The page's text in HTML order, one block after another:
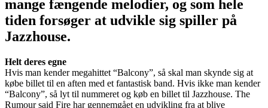
mange fængende melodier, og som hele
tiden forsøger at udvikle sig spiller på
Jazzhouse.
Helt deres egne
Hvis man kender megahittet “Balcony”, så skal man skynde sig at
købe billet til en aften med et fantastisk band. Hvis ikke man kender
“Balcony”, så lyt til nummeret og køb en billet til Jazzhouse. The
Rumour said Fire har gennemgået en udvikling fra at blive